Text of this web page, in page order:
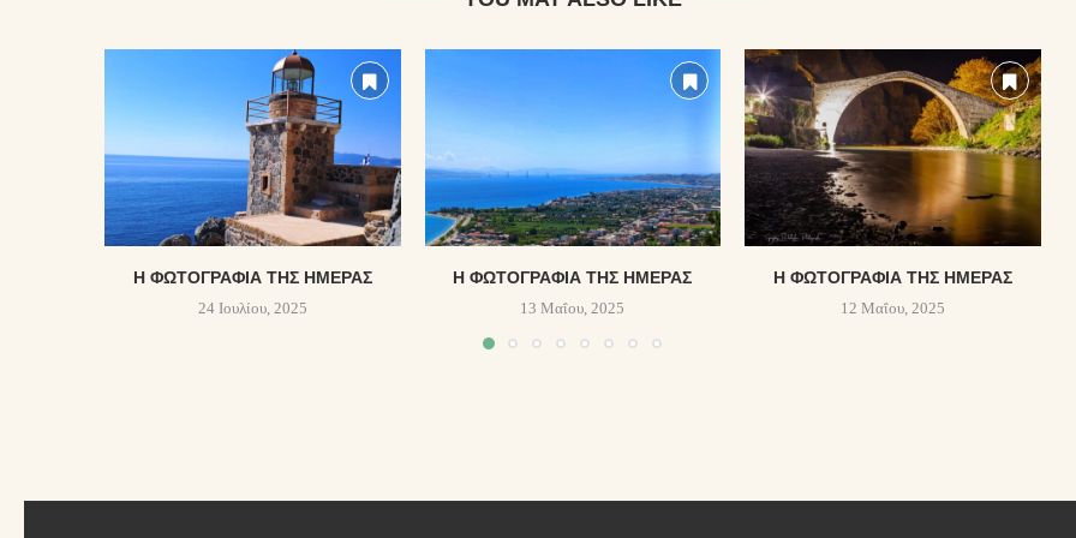
Η ΦΩΤΟΓΡΑΦΊΑ ΤΗΣ ΗΜΈΡΑΣ
24 Ιουλίου, 2025
Η ΦΩΤΟΓΡΑΦΊΑ ΤΗΣ ΗΜΈΡΑΣ
13 Μαΐου, 2025
Η ΦΩΤΟΓΡΑΦΊΑ ΤΗΣ ΗΜΈΡΑΣ
12 Μαΐου, 2025